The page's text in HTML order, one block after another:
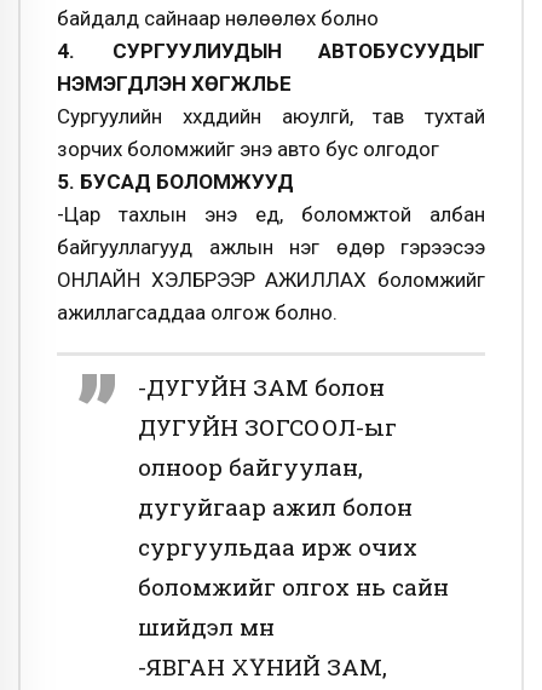
байдалд сайнаар нѳлѳѳлѳх болно
4. СУРГУУЛИУДЫН АВТОБУСУУДЫГ
НЭМЭГДҮҮЛЭН ХѲГЖҮҮЛЬЕ
Сургуулийн хүүхдүүдийн аюулгүй, тав тухтай
зорчих боломжийг энэ авто бус олгодог
5. БУСАД БОЛОМЖУУД
-Цар тахлын энэ үед, боломжтой албан
байгууллагууд ажлын нэг ѳдѳр гэрээсээ
OНЛАЙН ХЭЛБРЭЭР АЖИЛЛАХ боломжийг
ажиллагсаддаа олгож болно.
-ДУГУЙН ЗАМ болон
ДУГУЙН ЗОГСООЛ-ыг
олноор байгуулан,
дугуйгаар ажил болон
сургуульдаа ирж очих
боломжийг олгох нь сайн
шийдэл мѳн
-ЯВГАН ХҮНИЙ ЗАМ,